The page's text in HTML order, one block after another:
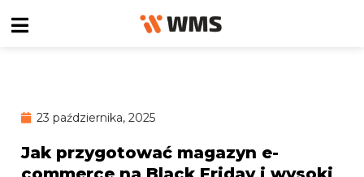
23 października, 2025
Jak przygotować magazyn e-